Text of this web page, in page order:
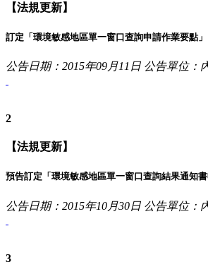
【法規更新】
訂定「環境敏感地區單一窗口查詢申請作業要點」
公告日期：2015年09月11日 公告單位：
2
【法規更新】
預告訂定「環境敏感地區單一窗口查詢結果通知書
公告日期：2015年10月30日 公告單位：
3